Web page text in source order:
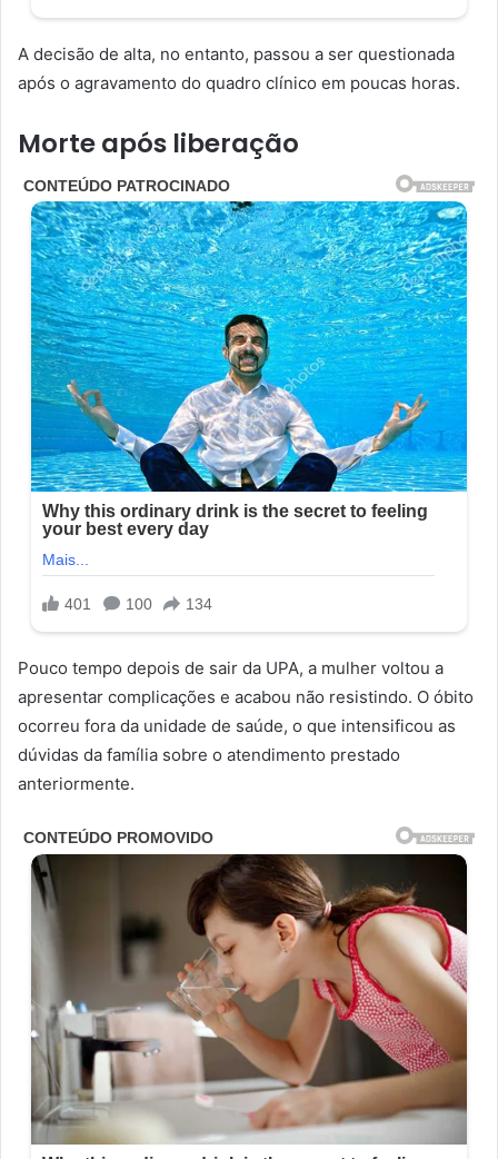
A decisão de alta, no entanto, passou a ser questionada
após o agravamento do quadro clínico em poucas horas.
Morte após liberação
Pouco tempo depois de sair da UPA, a mulher voltou a
apresentar complicações e acabou não resistindo. O óbito
ocorreu fora da unidade de saúde, o que intensificou as
dúvidas da família sobre o atendimento prestado
anteriormente.